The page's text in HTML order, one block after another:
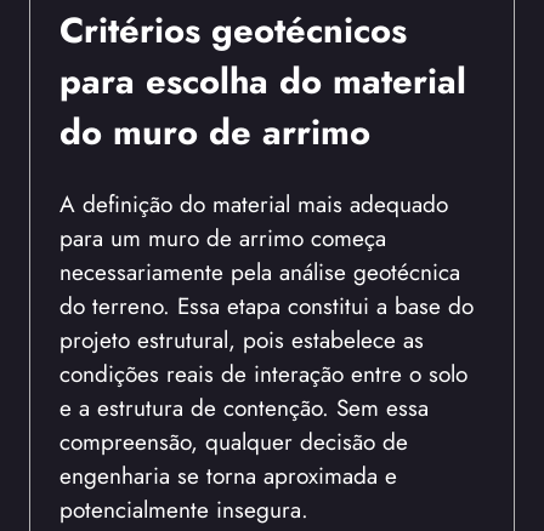
Critérios geotécnicos
para escolha do material
do muro de arrimo
A definição do material mais adequado
para um muro de arrimo começa
necessariamente pela análise geotécnica
do terreno. Essa etapa constitui a base do
projeto estrutural, pois estabelece as
condições reais de interação entre o solo
e a estrutura de contenção. Sem essa
compreensão, qualquer decisão de
engenharia se torna aproximada e
potencialmente insegura.